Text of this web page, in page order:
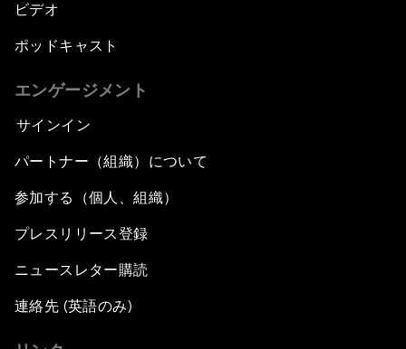
ビデオ
ポッドキャスト
エンゲージメント
サインイン
パートナー（組織）について
参加する（個人、組織）
プレスリリース登録
ニュースレター購読
連絡先 (英語のみ)